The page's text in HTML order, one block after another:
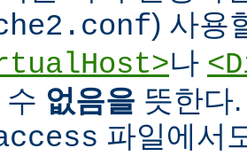
) 사용
나
없음을 뜻한다
파일에서